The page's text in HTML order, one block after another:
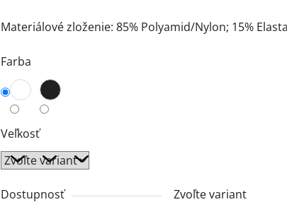
Materiálové zloženie: 85% Polyamid/Nylon; 15%
Farba
Veľkosť
Dostupnosť
Zvoľte variant